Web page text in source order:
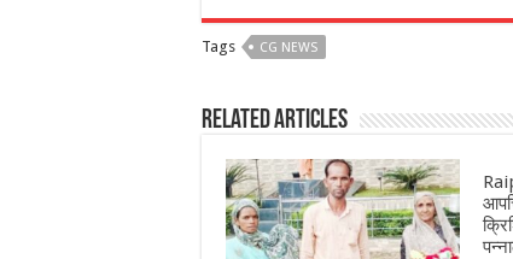
c
e
b
o
o
k
at
s
A
p
p
ss
n
g
e
r
itt
r
e
ra
m
Tags CG NEWS
Related Articles